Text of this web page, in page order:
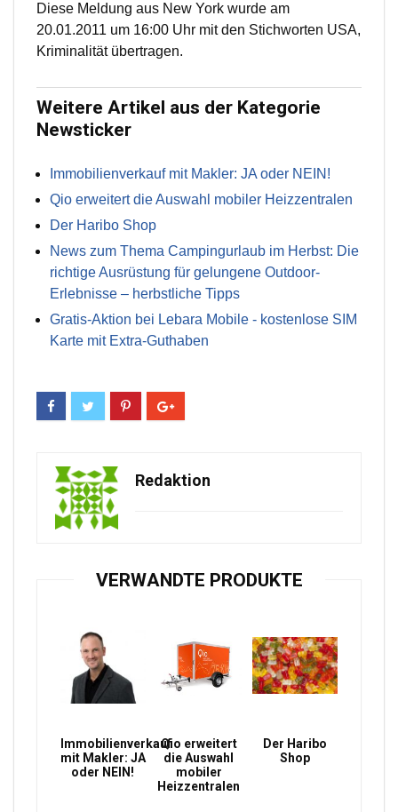
Diese Meldung aus New York wurde am
20.01.2011 um 16:00 Uhr mit den Stichworten USA,
Kriminalität übertragen.
Weitere Artikel aus der Kategorie
Newsticker
Immobilienverkauf mit Makler: JA oder NEIN!
Qio erweitert die Auswahl mobiler Heizzentralen
Der Haribo Shop
News zum Thema Campingurlaub im Herbst: Die
richtige Ausrüstung für gelungene Outdoor-
Erlebnisse – herbstliche Tipps
Gratis-Aktion bei Lebara Mobile - kostenlose SIM
Karte mit Extra-Guthaben
Redaktion
VERWANDTE PRODUKTE
Immobilienverkauf
mit Makler: JA
oder NEIN!
Qio erweitert
die Auswahl
mobiler
Heizzentralen
Der Haribo
Shop